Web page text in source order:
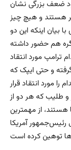
ضعف بزرگی نشان
هستند و هیچ چیز
بیان اینکه این دو
هم حضور داشته
ترامپ مورد انتقاد
و حتی ایپک که
مورد انتقاد قرار
و طلیب که هر دو از
هستند، از مهمترین
رئیس‌جمهور آمریکا